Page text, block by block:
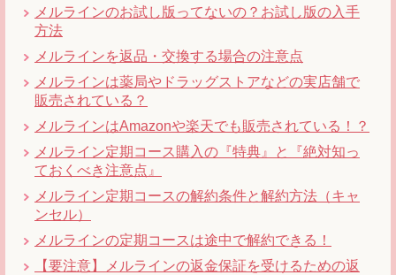
メルラインのお試し版ってないの？お試し版の入手
方法
メルラインを返品・交換する場合の注意点
メルラインは薬局やドラッグストアなどの実店舗で
販売されている？
メルラインはAmazonや楽天でも販売されている！？
メルライン定期コース購入の『特典』と『絶対知っ
ておくべき注意点』
メルライン定期コースの解約条件と解約方法（キャ
ンセル）
メルラインの定期コースは途中で解約できる！
【要注意】メルラインの返金保証を受けるための返